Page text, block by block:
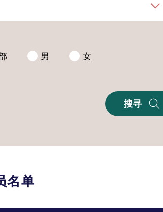
男 女
搜寻
名单